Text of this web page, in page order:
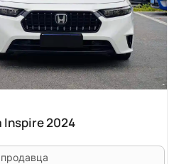
Inspire 2024